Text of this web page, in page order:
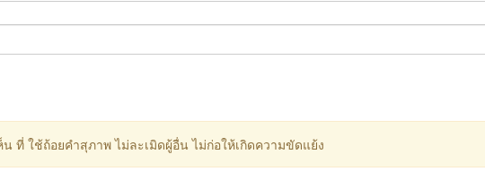
ที่ ใช้ถ้อยคำสุภาพ ไม่ละเมิดผู้อื่น ไม่ก่อให้เกิดความขัดแย้ง